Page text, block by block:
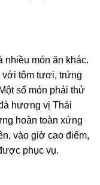
nhiều món ăn khác.
với tôm tươi, trứng
số món phải thử
hương vị Thái
hoàn toàn xứng
vào giờ cao điểm,
phục vụ.